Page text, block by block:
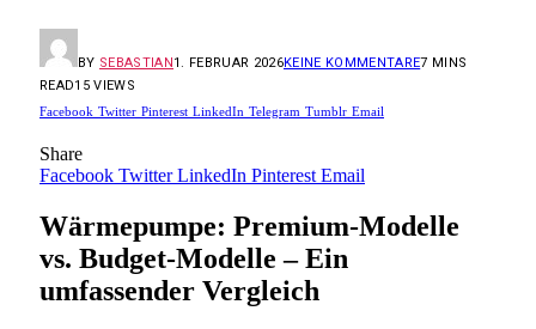
BY SEBASTIAN1. FEBRUAR 2026KEINE KOMMENTARE7 MINS
READ15VIEWS
Facebook Twitter Pinterest LinkedIn Telegram Tumblr Email
Share
Facebook Twitter LinkedIn Pinterest Email
Wärmepumpe: Premium-Modelle
vs. Budget-Modelle – Ein
umfassender Vergleich